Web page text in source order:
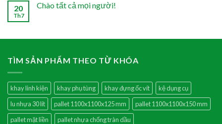
20
Th7
Chào tất cả mọi người!
TÌM SẢN PHẨM THEO TỪ KHÓA
khay linh kiện khay phụ tùng khay đựng ốc vít
kệ dụng cụ
lu nhựa 30 lít
pallet 1100x1100x125 mm
pallet 1100x1100x150 mm
pallet mặt liền
pallet nhựa chống tràn dầu